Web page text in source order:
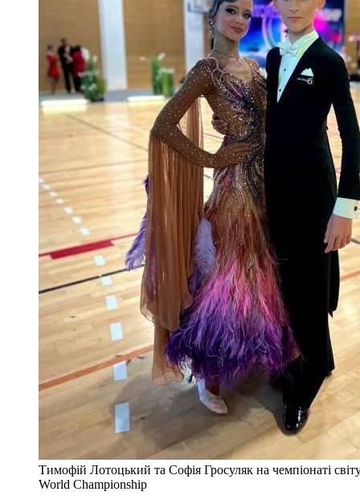
Тимофій Лотоцький та Софія Гросуляк на чемпіонаті
World Championship